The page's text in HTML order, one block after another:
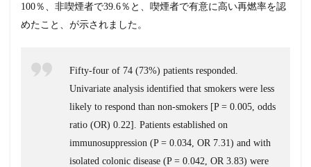
100％、非喫煙者で39.6％と、喫煙者で有意に高い再燃率を認
めたこと、が示されました。
Fifty‐four of 74 (73%) patients responded.
Univariate analysis identified that smokers were less
likely to respond than non‐smokers [P = 0.005, odds
ratio (OR) 0.22]. Patients established on
immunosuppression (P = 0.034, OR 7.31) and with
isolated colonic disease (P = 0.042, OR 3.83) were